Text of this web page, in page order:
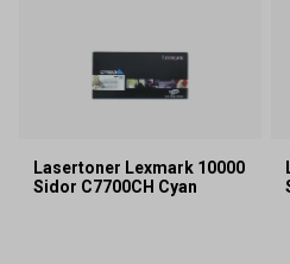
Lasertoner Lexmark 10000
Sidor C7700CH Cyan